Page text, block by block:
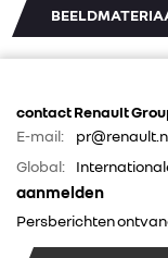
contact Renault
E-mail:
Global:
aanmelden
Persberichten